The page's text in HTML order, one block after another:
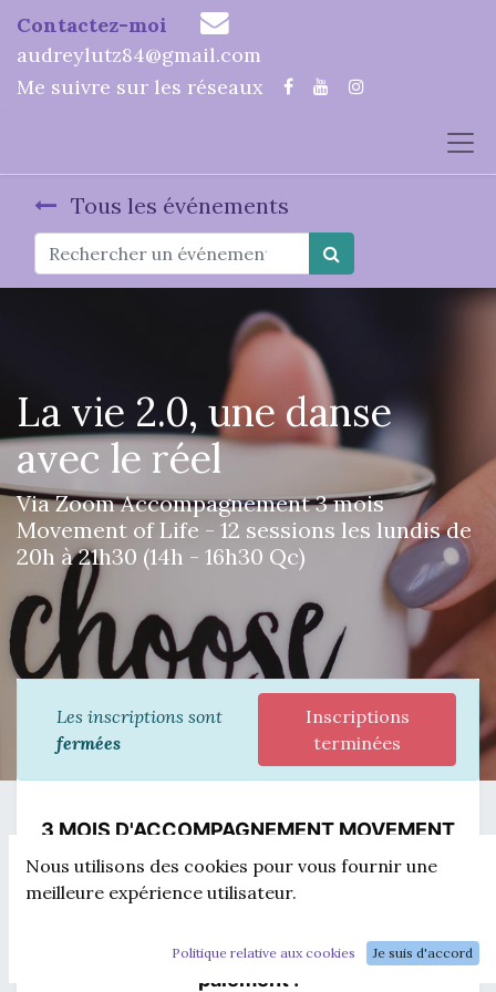
Contactez-moi
audreylutz84@gmail.com
Me suivre sur les réseaux
Tous les événements
La vie 2.0, une danse
avec le réel
Via Zoom Accompagnement 3 mois
Movement of Life - 12 sessions les lundis de
20h à 21h30 (14h - 16h30 Qc)
Les inscriptions sont
fermées
Inscriptions
terminées
3 MOIS D'ACCOMPAGNEMENT MOVEMENT
OF LIFE
LES LUNDIS SOIR VIA ZOOM
Ta place est réservée à réception du
paiement :
Nous utilisons des cookies pour vous fournir une
meilleure expérience utilisateur.
Politique relative aux cookies Je suis d'accord